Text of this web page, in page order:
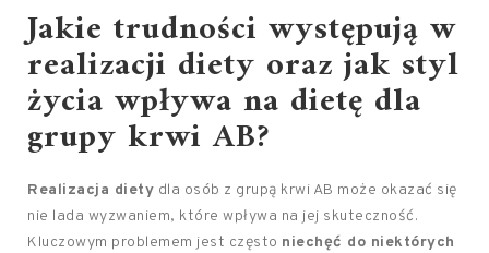
Jakie trudności występują w
realizacji diety oraz jak styl
życia wpływa na dietę dla
grupy krwi AB?
Realizacja diety dla osób z grupą krwi AB może okazać się
nie lada wyzwaniem, które wpływa na jej skuteczność.
Kluczowym problemem jest często niechęć do niektórych